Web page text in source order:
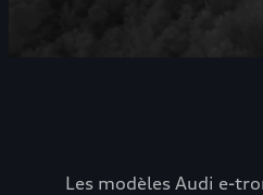
Les modèles Audi e-